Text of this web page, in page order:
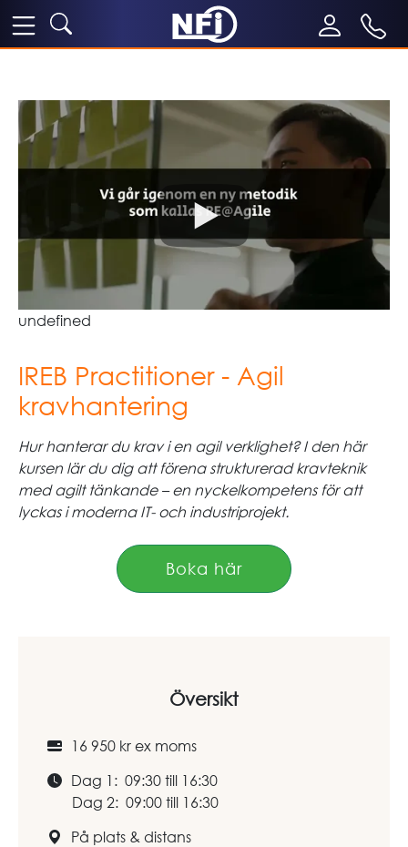
undefined
IREB Practitioner - Agil
kravhantering
Hur hanterar du krav i en agil verklighet? I den här
kursen lär du dig att förena strukturerad kravteknik
med agilt tänkande – en nyckelkompetens för att
lyckas i moderna IT- och industriprojekt.
Boka här
Översikt
16 950 kr ex moms
Dag 1: 09:30 till 16:30
Dag 2: 09:00 till 16:30
På plats & distans